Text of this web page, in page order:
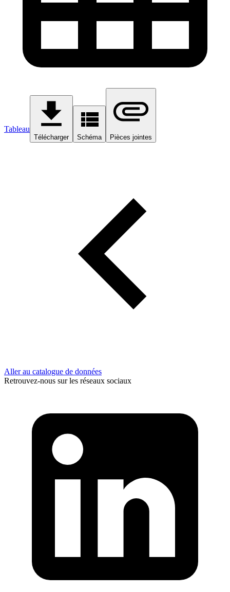
Tableau
Télécharger Schéma Pièces jointes
Aller au catalogue de données
Retrouvez-nous sur les réseaux sociaux